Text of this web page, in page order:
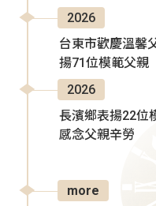
2026
台東市歡慶溫馨
揚71位模範父親
2026
長濱鄉表揚22位
感念父親辛勞
more